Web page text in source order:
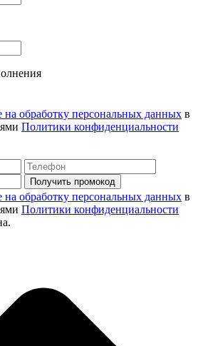
на обработку персональных данных в
Политики конфиденциальности
на обработку персональных данных в
Политики конфиденциальности